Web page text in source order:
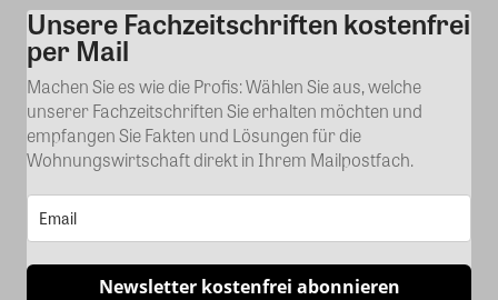
Kommentar
Unsere Fachzeitschriften kostenfrei
per Mail
Machen Sie es wie die Profis: Wählen Sie aus, welche
unserer Fachzeitschriften Sie erhalten möchten und
empfangen Sie Fakten und Lösungen für die
Wohnungswirtschaft direkt in Ihrem Mailpostfach.
Newsletter kostenfrei abonnieren